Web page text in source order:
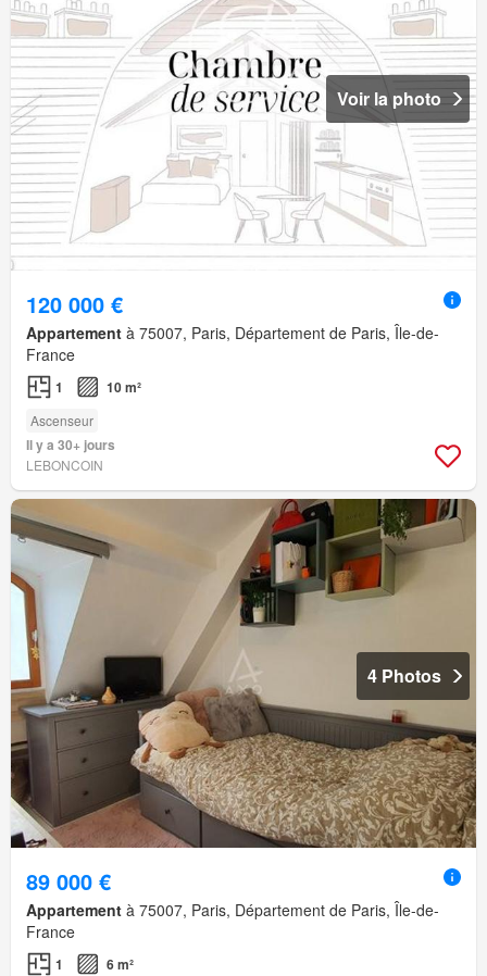
Voir la photo
120 000 €
Appartement à 75007, Paris, Département de Paris, Île-de-
France
1 10 m²
Ascenseur
Il y a 30+ jours
LEBONCOIN
4 Photos
89 000 €
Appartement à 75007, Paris, Département de Paris, Île-de-
France
1 6 m²